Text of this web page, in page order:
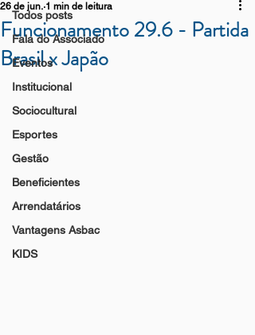
Todos posts
Fala do Associado
Eventos
Institucional
Sociocultural
Esportes
Gestão
Beneficientes
Arrendatários
Vantagens Asbac
KIDS
Funcionamento 29.6 - Partida
Brasil x Japão
26 de jun. 1 min de leitura